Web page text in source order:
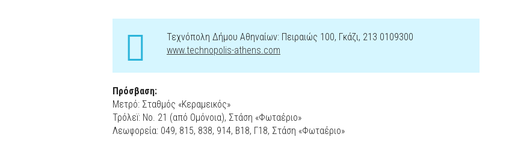
Τεχνόπολη Δήμου Αθηναίων: Πειραιώς 100, Γκάζι, 213 0109300
www.technopolis-athens.com
Πρόσβαση:
Μετρό: Σταθμός «Κεραμεικός»
Τρόλεï: No. 21 (από Ομόνοια), Στάση «Φωταέριο»
Λεωφορεία: 049, 815, 838, 914, Β18, Γ18, Στάση «Φωταέριο»